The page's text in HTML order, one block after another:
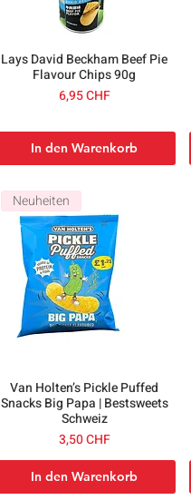
Lays David Beckham Beef Pie
Flavour Chips 90g
Preis
6,95 CHF
In den Warenkorb
Neuheiten
Van Holten’s Pickle Puffed
Snacks Big Papa | Bestsweets
Schweiz
Preis
3,50 CHF
In den Warenkorb